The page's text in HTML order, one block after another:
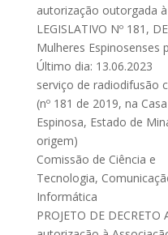
autorização outorgada
LEGISLATIVO Nº 181,
Mulheres Espinosenses
Último dia: 13.06.2023
serviço de radiodifusão
(nº 181 de 2019, na
Espinosa, Estado de
origem)
Comissão de Ciência e
Tecnologia,
Informática
PROJETO DE